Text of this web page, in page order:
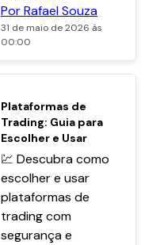
Por Rafael Souza
31 de maio de 2026 às
00:00
POPULARES
Plataformas de
Trading: Guia para
Escolher e Usar
💹 Descubra como
escolher e usar
plataformas de
trading com
segurança e